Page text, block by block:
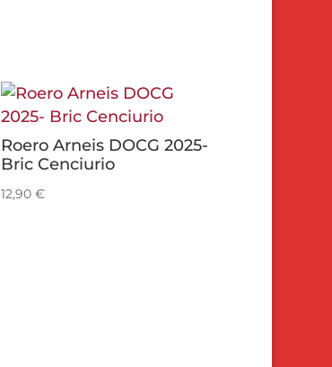
Roero Arneis DOCG 2025-
Bric Cenciurio
12,90€